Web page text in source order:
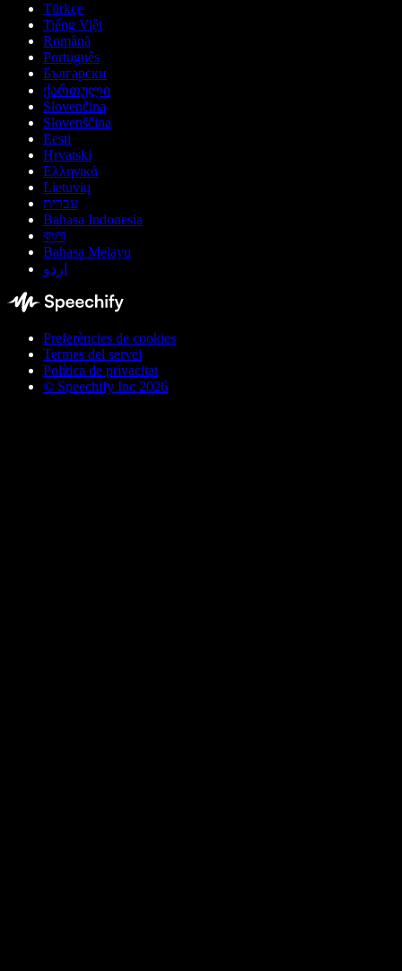
Türkçe
Tiếng Việt
Română
Português
Български
ქართული
Slovenčina
Slovenščina
Eesti
Hrvatski
Ελληνικά
Lietuvių
עברית
Bahasa Indonesia
বাংলা
Bahasa Melayu
اردو
Preferències de cookies
Termes del servei
Política de privacitat
© Speechify Inc 2026